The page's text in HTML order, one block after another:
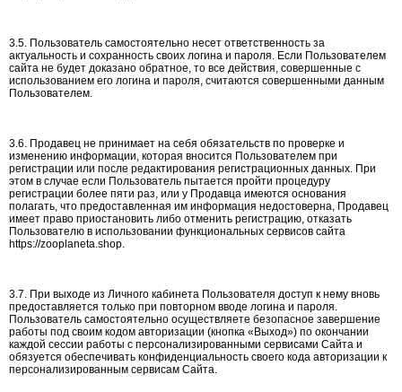
3.5. Пользователь самостоятельно несет ответственность за
актуальность и сохранность своих логина и пароля. Если Пользователем
сайта не будет доказано обратное, то все действия, совершенные с
использованием его логина и пароля, считаются совершенными данным
Пользователем.
3.6. Продавец не принимает на себя обязательств по проверке и
изменению информации, которая вносится Пользователем при
регистрации или после редактирования регистрационных данных. При
этом в случае если Пользователь пытается пройти процедуру
регистрации более пяти раз, или у Продавца имеются основания
полагать, что предоставленная им информация недостоверна, Продавец
имеет право приостановить либо отменить регистрацию, отказать
Пользователю в использовании функциональных сервисов сайта
https://zooplaneta.shop.
3.7. При выходе из Личного кабинета Пользователя доступ к нему вновь
предоставляется только при повторном вводе логина и пароля.
Пользователь самостоятельно осуществляете безопасное завершение
работы под своим кодом авторизации (кнопка «Выход») по окончании
каждой сессии работы с персонализированными сервисами Сайта и
обязуется обеспечивать конфиденциальность своего кода авторизации к
персонализированным сервисам Сайта.